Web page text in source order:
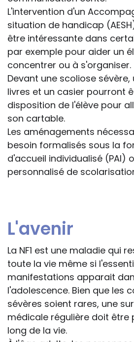
L'intervention d'un
situation de handicap
être intéressante dans
par exemple pour aider un
concentrer ou à s'organiser.
Devant une scoliose
livres et un casier pourront
disposition de l'élève pour
son cartable.
Les aménagements
besoin formalisés sous la
d'accueil individualisé (PAI)
personnalisé de
L'avenir
La NF1 est une maladie qui
toute la vie même si
manifestations apparait
l'adolescence. Bien que les
sévères soient rares, une
médicale régulière doit être
long de la vie.